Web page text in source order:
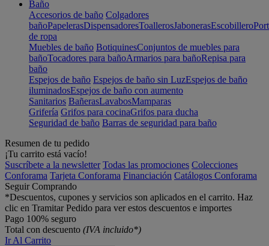
Baño
Accesorios de baño Colgadores
bañoPapelerasDispensadoresToallerosJabonerasEscobillero
de ropa
Muebles de baño BotiquinesConjuntos de muebles para
bañoTocadores para bañoArmarios para bañoRepisa para
baño
Espejos de baño Espejos de baño sin LuzEspejos de baño
iluminadosEspejos de baño con aumento
Sanitarios BañerasLavabosMamparas
Grifería Grifos para cocinaGrifos para ducha
Seguridad de baño Barras de seguridad para baño
Resumen de tu pedido
¡Tu carrito está vacío!
Suscríbete a la newsletter Todas las promociones Colecciones
Conforama Tarjeta Conforama Financiación Catálogos Conforama
Seguir Comprando
*Descuentos, cupones y servicios son aplicados en el carrito. Haz
clic en Tramitar Pedido para ver estos descuentos e importes
Pago 100% seguro
Total con descuento (IVA incluido*)
Ir Al Carrito